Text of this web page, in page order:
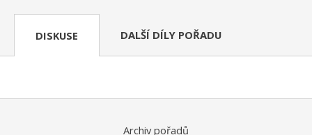
DISKUSE DALŠÍ DÍLY POŘADU
Archiv pořadů